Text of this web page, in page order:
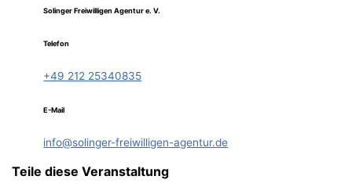
Solinger Freiwilligen Agentur e. V.
Telefon
+49 212 25340835
E-Mail
info@solinger-freiwilligen-agentur.de
Teile diese Veranstaltung